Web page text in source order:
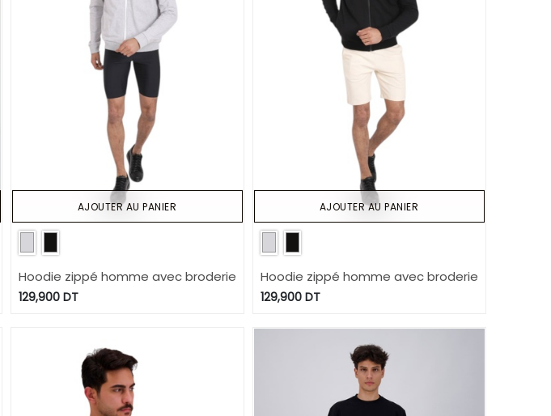
Hoodie zippé homme avec broderie
129,900DT
AJOUTER AU PANIER
Hoodie zippé homme avec broderie
129,900DT
AJOUTER AU PANIER